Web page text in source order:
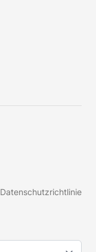
Datenschutzrichtlinie